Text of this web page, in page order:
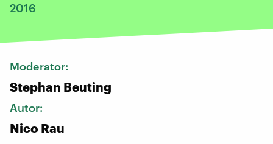
2016
Moderator:
Stephan Beuting
Autor:
Nico Rau